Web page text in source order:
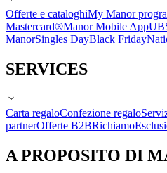
Offerte e cataloghiMy Manor
Mastercard®Manor Mobile App
ManorSingles DayBlack Friday
SERVICES
Carta regaloConfezione regalo
partnerOfferte B2BRichiamo
A PROPOSITO DI